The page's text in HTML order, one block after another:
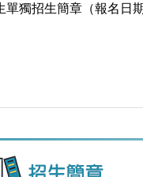
獨招生簡章（報名日